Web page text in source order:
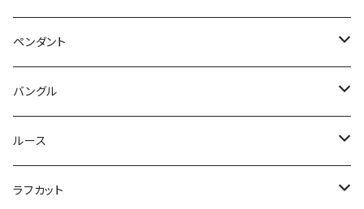
ペンダント
ラブラドライト
オーバル
ドロップ
ホワイトラブラトライト
コンビ
アイオライトサンストーン
バングル
ホワイトラブラドライト
ルース
パープルラブラドライト
ラフカット